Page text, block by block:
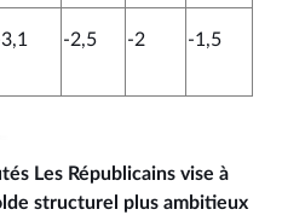
-2,5 -2 -1,5
Les Républicains vise à
structurel plus ambitieux